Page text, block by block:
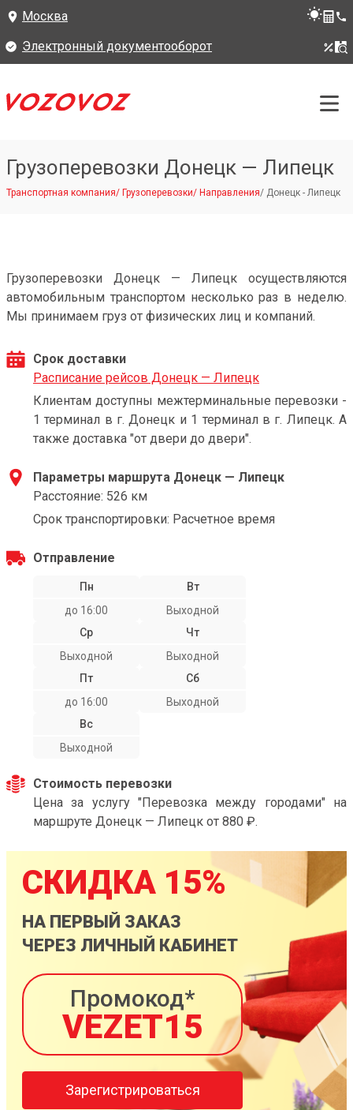
Москва
Электронный документооборот
Грузоперевозки Донецк — Липецк
Транспортная компания/ Грузоперевозки/ Направления/ Донецк - Липецк
Грузоперевозки Донецк — Липецк осуществляются
автомобильным транспортом несколько раз в неделю.
Мы принимаем груз от физических лиц и компаний.
Срок доставки
Расписание рейсов Донецк — Липецк
Клиентам доступны межтерминальные перевозки -
1 терминал в г. Донецк и 1 терминал в г. Липецк. А
также доставка "от двери до двери".
Параметры маршрута Донецк — Липецк
Расстояние: 526 км
Срок транспортировки: Расчетное время
Отправление
Пн
до 16:00
Вт
Выходной
Ср
Выходной
Чт
Выходной
Пт
до 16:00
Сб
Выходной
Вс
Выходной
Стоимость перевозки
Цена за услугу "Перевозка между городами" на
маршруте Донецк — Липецк от 880 ₽.
СКИДКА 15%
НА ПЕРВЫЙ ЗАКАЗ
ЧЕРЕЗ ЛИЧНЫЙ КАБИНЕТ
Промокод*
VEZET15
Зарегистрироваться